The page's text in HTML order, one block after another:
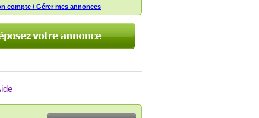
compte / Gérer mes annonces